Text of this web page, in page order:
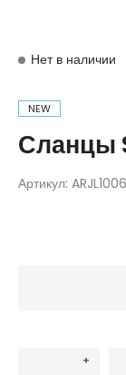
Нет в наличии
NEW
Сланцы
Артикул: